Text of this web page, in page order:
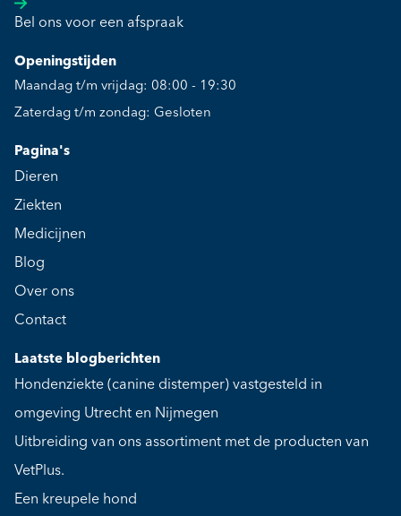
Bel ons voor een afspraak
Openingstijden
Maandag t/m vrijdag: 08:00 - 19:30
Zaterdag t/m zondag: Gesloten
Pagina's
Dieren
Ziekten
Medicijnen
Blog
Over ons
Contact
Laatste blogberichten
Hondenziekte (canine distemper) vastgesteld in
omgeving Utrecht en Nijmegen
Uitbreiding van ons assortiment met de producten van
VetPlus.
Een kreupele hond